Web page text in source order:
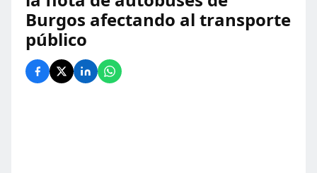
Burgos afectando al transporte
público